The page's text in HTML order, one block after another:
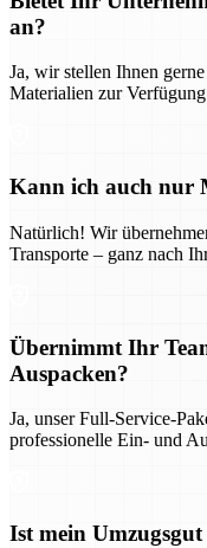
an?
Ja, wir stellen Ihnen
Materialien zur
Kann ich auch nur
Natürlich! Wir
Transporte – ganz nach
Übernimmt Ihr
Auspacken?
Ja, unser Full-Service-
professionelle Ein- und
Ist mein